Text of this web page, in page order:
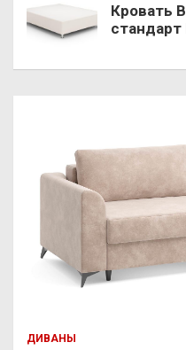
Кровать
ДИВАНЫ